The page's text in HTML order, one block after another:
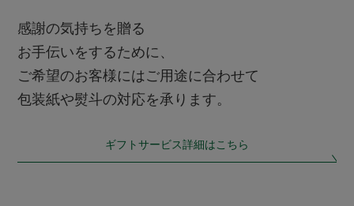
感謝の気持ちを贈る
お手伝いをするために、
ご希望のお客様にはご用途に合わせて
包装紙や熨斗の対応を承ります。
ギフトサービス詳細はこちら